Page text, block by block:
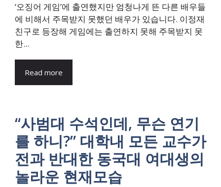
‘오징어 게임’에 출연했지만 엄청나게 뜬 다른 배우들
에 비해서 주목받지 못했던 배우가 있습니다. 이정재
친구로 등장해 게임에는 출연하지 못해 주목받지 못
한...
Read more
“사범대 수석인데, 무슨 연기
를 하니?” 대학내 모든 교수가
전과 반대한 동국대 여대생의
놀라운 현재모습